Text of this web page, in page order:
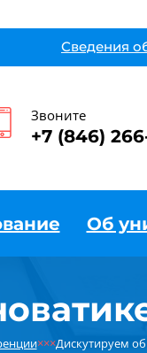
Сведения
Звоните
+7 (846)
Об
×××Дискутируем